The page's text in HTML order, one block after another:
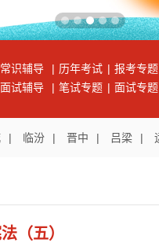
常识辅导 | 历年考试 | 报考专题
面试辅导 | 笔试专题 | 面试专题
| 临汾 | 晋中 | 吕梁 |
（五）